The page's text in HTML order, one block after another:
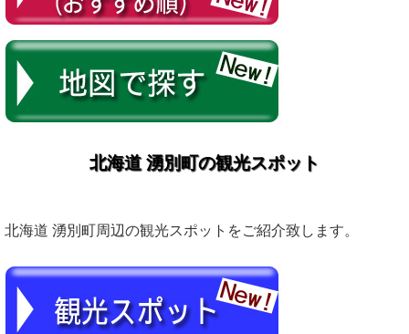
北海道 湧別町の観光スポット
北海道 湧別町周辺の観光スポットをご紹介致します。